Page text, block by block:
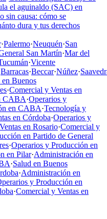
el aguinaldo (SAC) en
sin causa: cómo se
dura y tus derechos
·Palermo·Neuquén·San
San Martín·Mar del
·Vicente
Barracas·Beccar·Núñez·
Buenos
·Comercial y Ventas en
CABA·Operarios y
en CABA·Tecnología y
en Córdoba·Operarios y
en Rosario·Comercial y
en Partido de General
·Operarios y Producción en
en Pilar·Administración en
·Salud en Buenos
·Administración en
y Producción en
·Comercial y Ventas en